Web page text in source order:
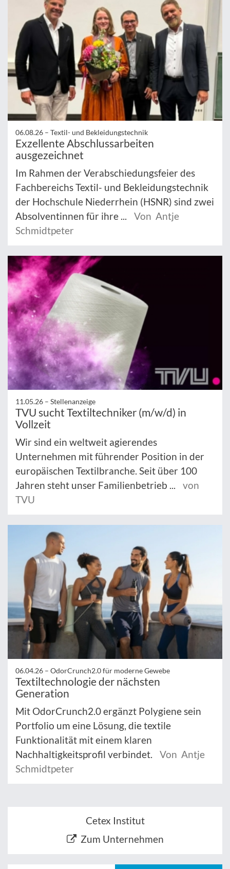
06.08.26 – Textil- und Bekleidungstechnik
Exzellente Abschlussarbeiten
ausgezeichnet
Im Rahmen der Verabschiedungsfeier des
Fachbereichs Textil- und Bekleidungstechnik
der Hochschule Niederrhein (HSNR) sind zwei
Absolventinnen für ihre ...
Von Antje
Schmidtpeter
11.05.26 – Stellenanzeige
TVU sucht Textiltechniker (m/w/d) in
Vollzeit
Wir sind ein weltweit agierendes
Unternehmen mit führender Position in der
europäischen Textilbranche. Seit über 100
Jahren steht unser Familienbetrieb ...
von
TVU
06.04.26 – OdorCrunch2.0 für moderne Gewebe
Textiltechnologie der nächsten
Generation
Mit OdorCrunch2.0 ergänzt Polygiene sein
Portfolio um eine Lösung, die textile
Funktionalität mit einem klaren
Nachhaltigkeitsprofil verbindet.
Von Antje
Schmidtpeter
Cetex Institut
Zum Unternehmen